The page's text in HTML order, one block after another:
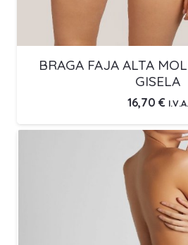
BRAGA FAJA ALTA
GISELA
16,70 € I.V.A.